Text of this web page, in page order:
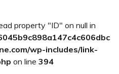
property "ID" on null in
wp-includes/link-
on line 394